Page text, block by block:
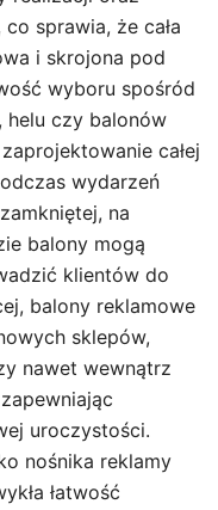
sprawia, że cała
i skrojona pod
wyboru spośród
helu czy balonów
całej
wydarzeń
na
balony mogą
klientów do
balony reklamowe
sklepów,
nawet wewnątrz
uroczystości.
nośnika reklamy
łatwość